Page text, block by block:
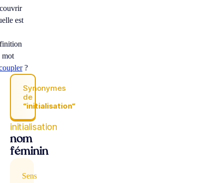
est
mot
?
Synonymes
de
“initialisation“
initialisation
nom
féminin
Sens